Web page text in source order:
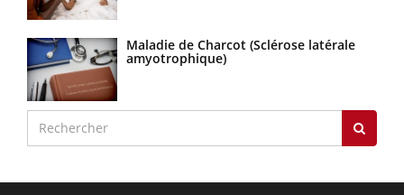
Maladie de Charcot (Sclérose latérale
amyotrophique)